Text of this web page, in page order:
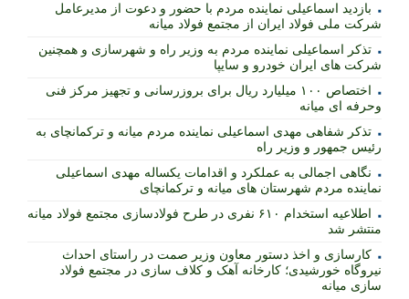
بازدید اسماعیلی نماینده مردم با حضور و دعوت از مدیرعامل
شرکت ملی فولاد ایران از مجتمع فولاد میانه
تذکر اسماعیلی نماینده مردم به وزیر راه و شهرسازی و همچنین
شرکت های ایران خودرو و سایپا
اختصاص ۱۰۰ میلیارد ریال برای بروزرسانی و تجهیز مرکز فنی
وحرفه ای میانه
تذکر شفاهی مهدی اسماعیلی نماینده مردم میانه و ترکمانچای به
رئیس جمهور و وزیر راه
نگاهی اجمالی به عملکرد و اقدامات یکساله مهدی اسماعیلی
نماینده مردم شهرستان های میانه و ترکمانچای
اطلاعیه استخدام ۶۱۰ نفری در طرح فولادسازی مجتمع فولاد میانه
منتشر شد
کارسازی و اخذ دستور معاون وزیر صمت در راستای احداث
نیروگاه خورشیدی؛ کارخانه آهک و کلاف سازی در مجتمع فولاد
سازی میانه